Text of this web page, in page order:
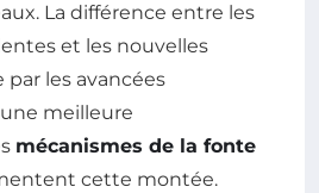
La différence entre les
et les nouvelles
par les avancées
meilleure
mécanismes de la fonte
cette montée.